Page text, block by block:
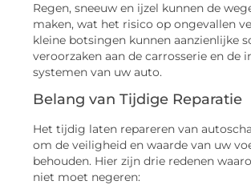
Regen, sneeuw en ijzel kunnen de
maken, wat het risico op ongevallen
kleine botsingen kunnen aanzienlijke
veroorzaken aan de carrosserie en de
systemen van uw auto.
Belang van Tijdige Reparatie
Het tijdig laten repareren van
om de veiligheid en waarde van uw
behouden. Hier zijn drie redenen
niet moet negeren: